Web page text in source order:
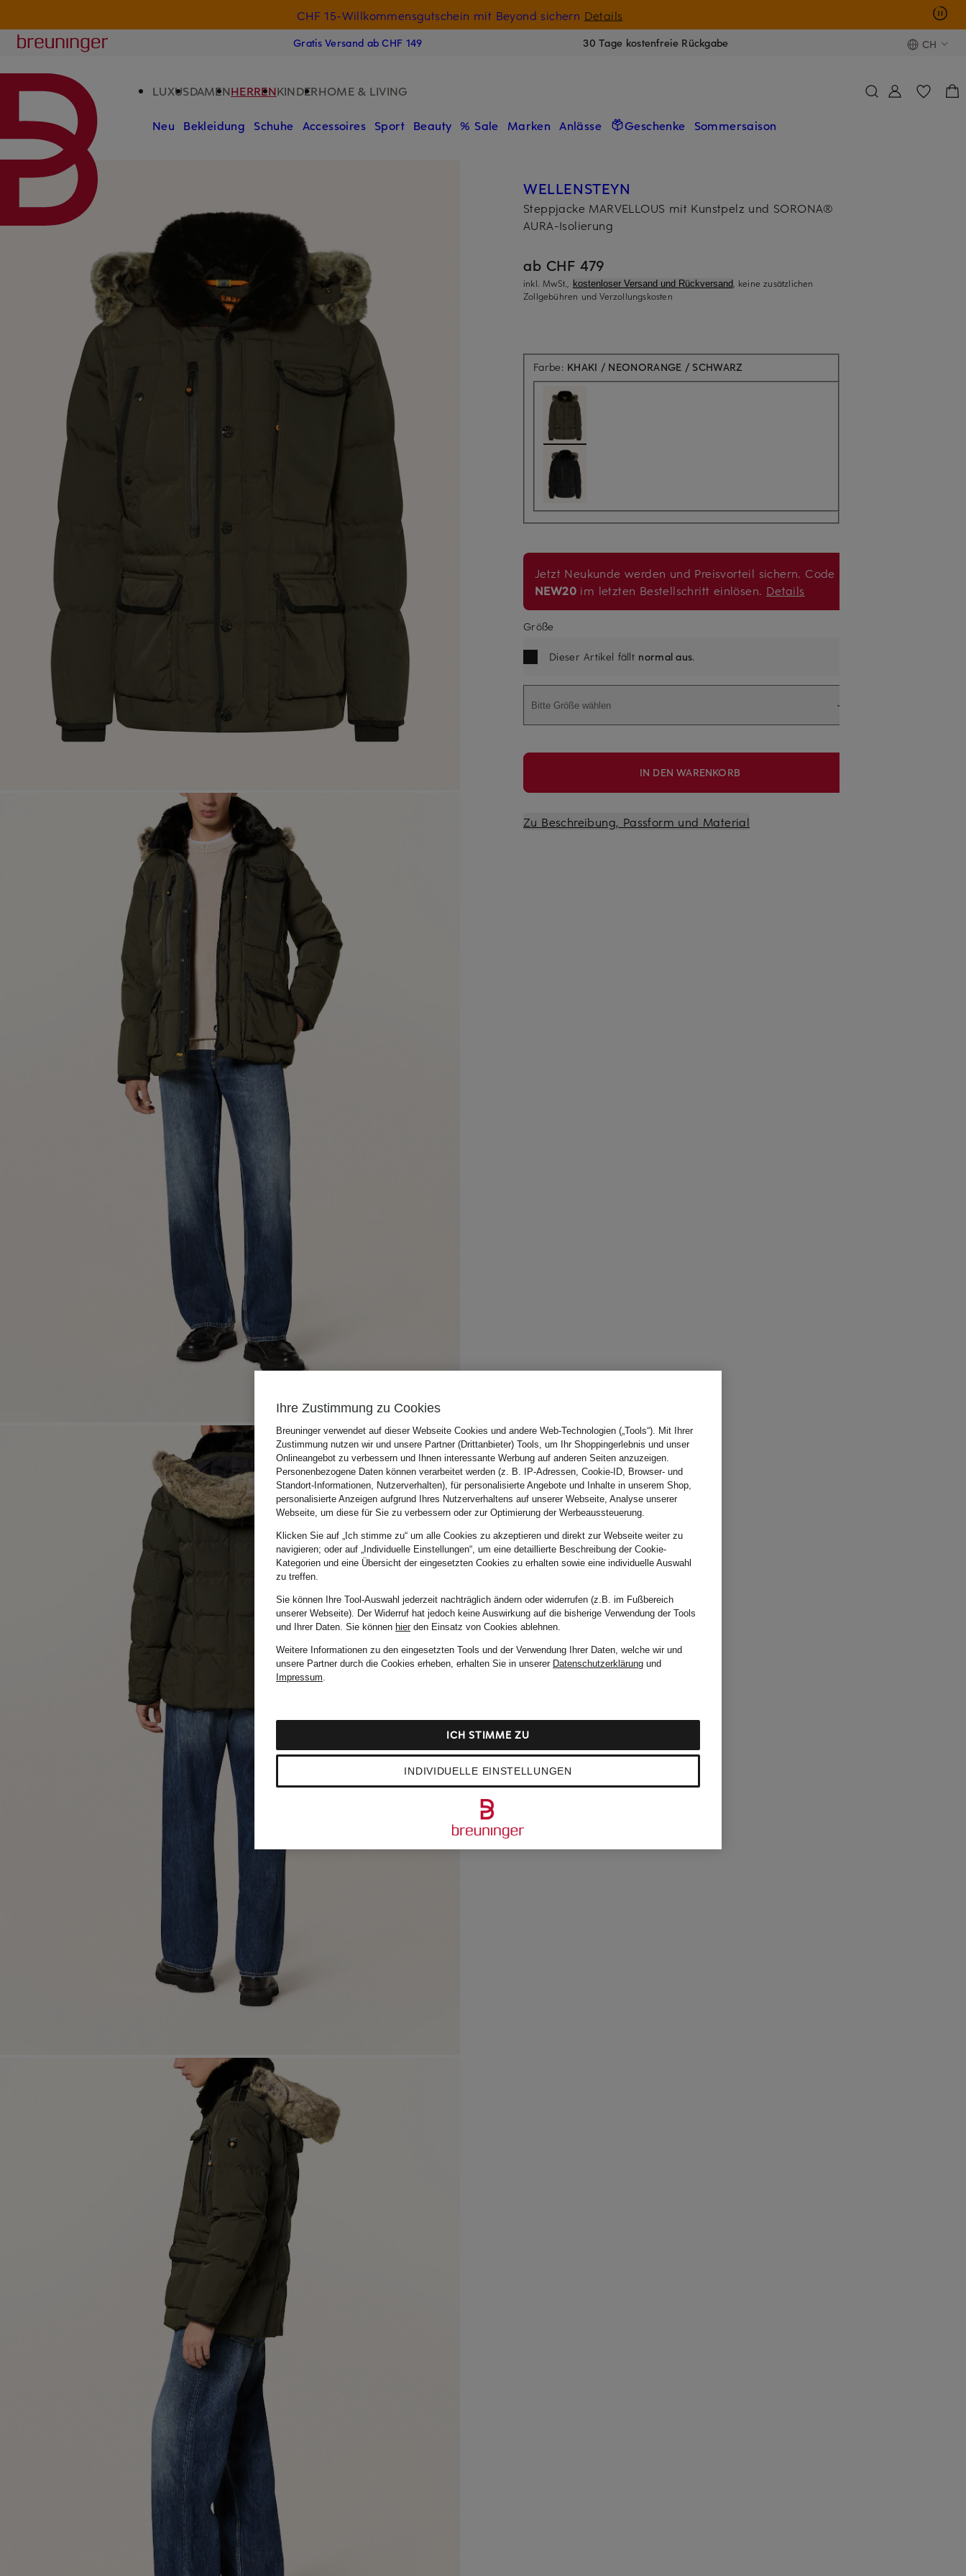
CHF 15-Willkommensgutschein mit Beyond sichern Details
Breuninger
Gratis Versand ab CHF 149 30 Tage kostenfreie Rückgabe CH
LUXUSDAMENHERRENKINDERHOME & LIVING
Neu Bekleidung Schuhe Accessoires Sport Beauty % Sale Marken Anlässe Geschenke Sommersaison
WELLENSTEYN
Steppjacke MARVELLOUS mit Kunstpelz und SORONA®
AURA-Isolierung
ab CHF 479
inkl. MwSt., kostenloser Versand und Rückversand, keine zusätzlichen
Zollgebühren und Verzollungskosten
Farbe: KHAKI / NEONORANGE / SCHWARZ
Jetzt Neukunde werden und Preisvorteil sichern. Code
NEW20 im letzten Bestellschritt einlösen. Details
Größe
Dieser Artikel fällt normal aus.
Bitte Größe wählen
IN DEN WARENKORB
Zu Beschreibung, Passform und Material
Ihre Zustimmung zu Cookies
Breuninger verwendet auf dieser Webseite Cookies und andere Web-Technologien („Tools“). Mit Ihrer
Zustimmung nutzen wir und unsere Partner (Drittanbieter) Tools, um Ihr Shoppingerlebnis und unser
Onlineangebot zu verbessern und Ihnen interessante Werbung auf anderen Seiten anzuzeigen.
Personenbezogene Daten können verarbeitet werden (z. B. IP-Adressen, Cookie-ID, Browser- und
Standort-Informationen, Nutzerverhalten), für personalisierte Angebote und Inhalte in unserem Shop,
personalisierte Anzeigen aufgrund Ihres Nutzerverhaltens auf unserer Webseite, Analyse unserer
Webseite, um diese für Sie zu verbessern oder zur Optimierung der Werbeaussteuerung.
Klicken Sie auf „Ich stimme zu“ um alle Cookies zu akzeptieren und direkt zur Webseite weiter zu
navigieren; oder auf „Individuelle Einstellungen“, um eine detaillierte Beschreibung der Cookie-
Kategorien und eine Übersicht der eingesetzten Cookies zu erhalten sowie eine individuelle Auswahl
zu treffen.
Sie können Ihre Tool-Auswahl jederzeit nachträglich ändern oder widerrufen (z.B. im Fußbereich
unserer Webseite). Der Widerruf hat jedoch keine Auswirkung auf die bisherige Verwendung der Tools
und Ihrer Daten. Sie können hierden Einsatz von Cookies ablehnen.
Weitere Informationen zu den eingesetzten Tools und der Verwendung Ihrer Daten, welche wir und
unsere Partner durch die Cookies erheben, erhalten Sie in unserer Datenschutzerklärung und
Impressum.
INDIVIDUELLE EINSTELLUNGEN
ICH STIMME ZU